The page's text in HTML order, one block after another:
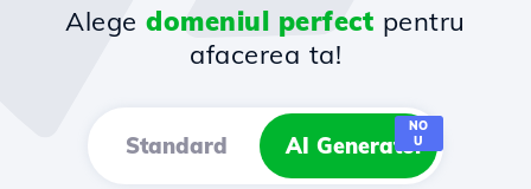
Alegedomeniul perfect pentru
afacerea ta!
Standard AI Generator
NO
U